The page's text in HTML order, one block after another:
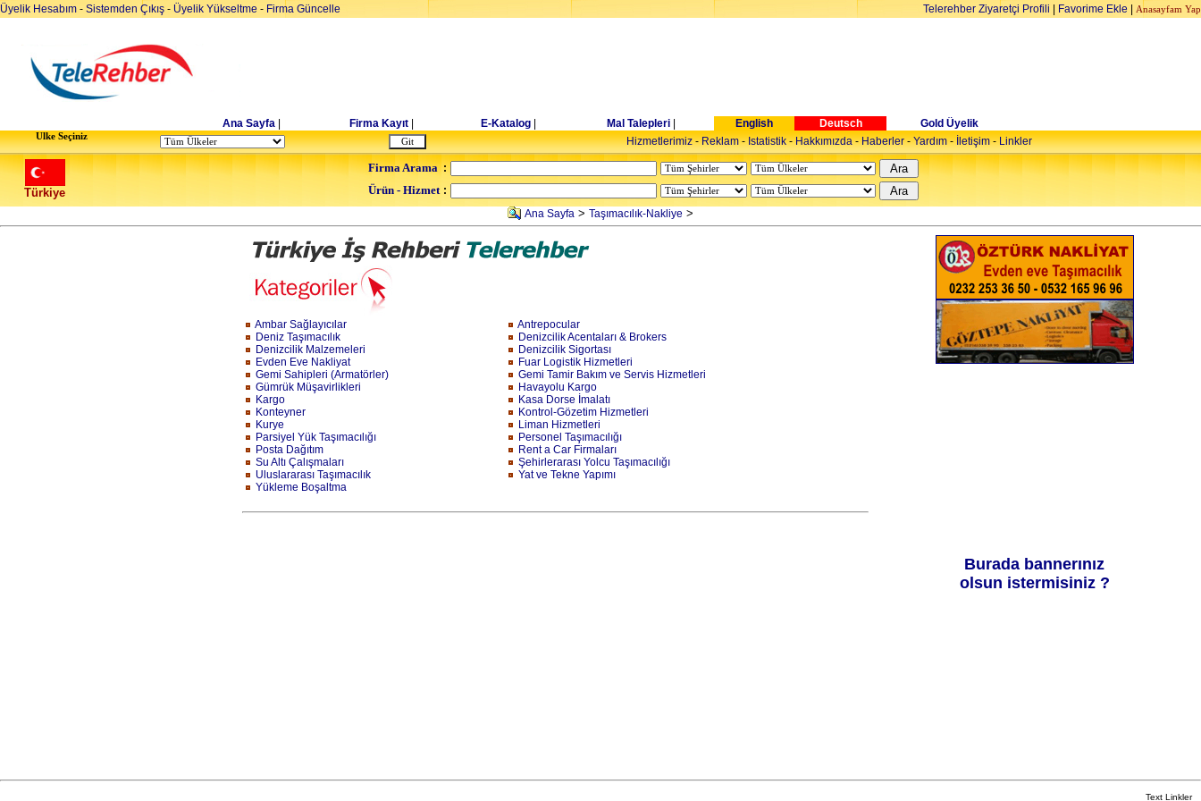
Üyelik Hesabım - Sistemden Çıkış - Üyelik Yükseltme - Firma Güncelle Telerehber Ziyaretçi Profili Favorime Ekle Anasayfam Yap
Ana Sayfa Firma Kayıt E-Katalog Mal Talepleri| English Deutsch Gold Üyelik
Ulke Seçiniz Hizmetlerimiz-Reklam-Istatistik-Hakkımızda-Haberler-Yardım-İletişim-Linkler
Türkiye
Firma Arama :
Ürün - Hizmet :
Ana Sayfa > Taşımacılık-Nakliye >
Ambar Sağlayıcılar
Antrepocular
Deniz Taşımacılık
Denizcilik Acentaları & Brokers
Denizcilik Malzemeleri
Denizcilik Sigortası
Evden Eve Nakliyat
Fuar Logistik Hizmetleri
Gemi Sahipleri (Armatörler)
Gemi Tamir Bakım ve Servis Hizmetleri
Gümrük Müşavirlikleri
Havayolu Kargo
Kargo
Kasa Dorse İmalatı
Konteyner
Kontrol-Gözetim Hizmetleri
Kurye
Liman Hizmetleri
Parsiyel Yük Taşımacılığı
Personel Taşımacılığı
Posta Dağıtım
Rent a Car Firmaları
Su Altı Çalışmaları
Şehirlerarası Yolcu Taşımacılığı
Uluslararası Taşımacılık
Yat ve Tekne Yapımı
Yükleme Boşaltma
Burada bannerınız
olsun istermisiniz ?
Text Linkler